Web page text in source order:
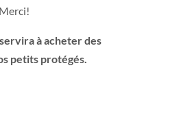
à acheter des
petits protégés.